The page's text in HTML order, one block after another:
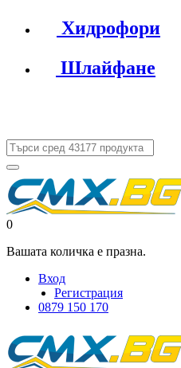
Хидрофори
Шлайфане
0
Вашата количка е празна.
Вход
Регистрация
0879 150 170